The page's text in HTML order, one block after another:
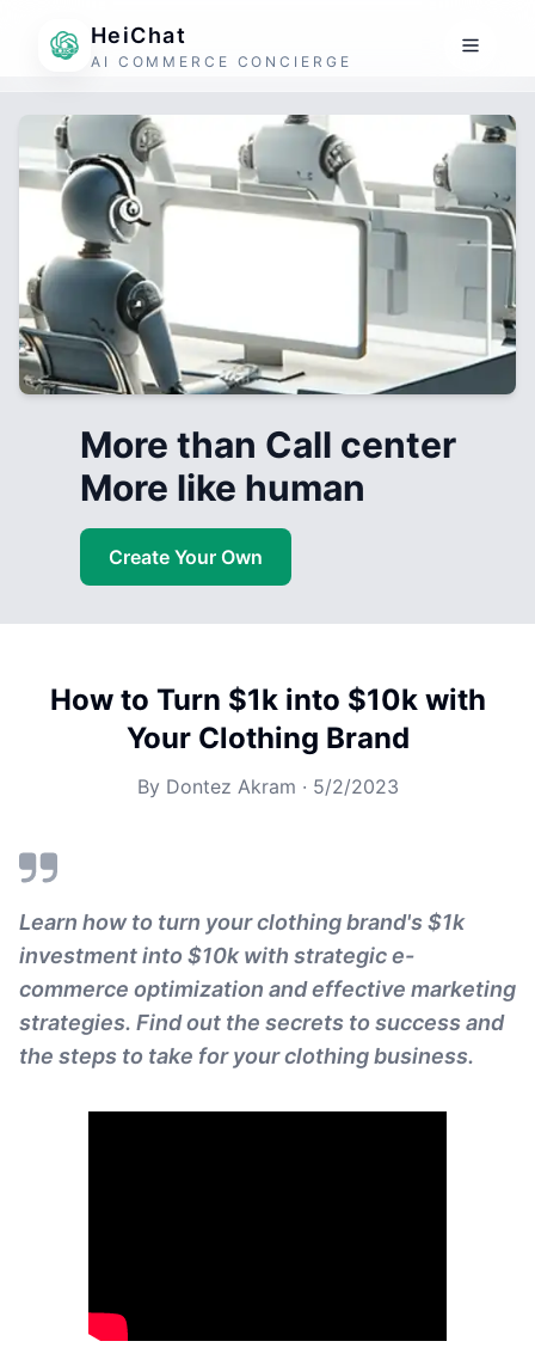
HeiChat
AI COMMERCE CONCIERGE
More than Call center
More like human
Create Your Own
How to Turn $1k into $10k with
Your Clothing Brand
By Dontez Akram · 5/2/2023
Learn how to turn your clothing brand's $1k
investment into $10k with strategic e-
commerce optimization and effective marketing
strategies. Find out the secrets to success and
the steps to take for your clothing business.